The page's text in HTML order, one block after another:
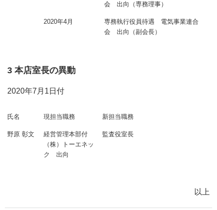
会 出向（専務理事）
2020年4月
専務執行役員待遇 電気事業連合
会 出向（副会長）
3 本店室長の異動
2020年7月1日付
氏名 現担当職務 新担当職務
野原 彰文
経営管理本部付
（株）トーエネッ
ク 出向
監査役室長
以上